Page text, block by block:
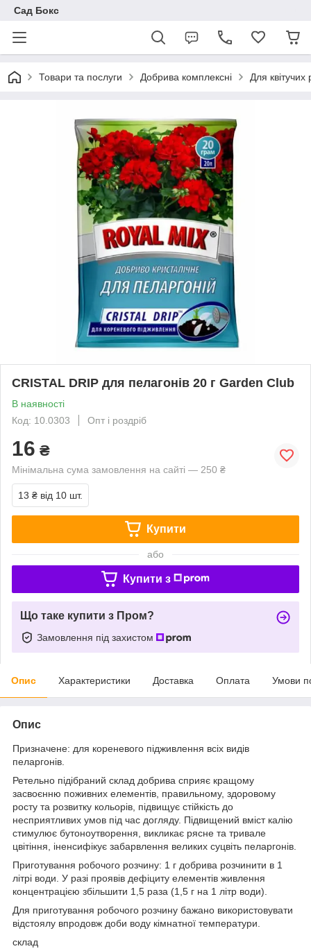
Сад Бокс
Товари та послуги Добрива комплексні Для квітучих
CRISTAL DRIP для пелагонів 20 г Garden Club
В наявності
Код: 10.0303
Опт і роздріб
16 ₴
Мінімальна сума замовлення на сайті — 250 ₴
13 ₴ від 10 шт.
Купити
або
Купити з
Що таке купити з Пром?
Замовлення під захистом
Опис Характеристики Доставка Оплата Умови
Опис
Призначене: для кореневого підживлення всіх видів
пеларгонів.
Ретельно підібраний склад добрива сприяє кращому
засвоєнню поживних елементів, правильному, здоровому
росту та розвитку кольорів, підвищує стійкість до
несприятливих умов під час догляду. Підвищений вміст калію
стимулює бутоноутворення, викликає рясне та тривале
цвітіння, іненсифікує забарвлення великих суцвіть пеларгонів.
Приготування робочого розчину: 1 г добрива розчинити в 1
літрі води. У разі проявів дефіциту елементів живлення
концентрацією збільшити 1,5 раза (1,5 г на 1 літр води).
Для приготування робочого розчину бажано використовувати
відстоялу впродовж доби воду кімнатної температури.
склад